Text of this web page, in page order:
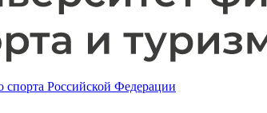
спорта Российской Федерации